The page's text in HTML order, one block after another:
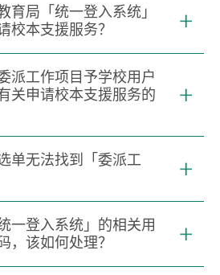
育局「统一登入系统」
校本支援服务？
派工作项目予学校用户
关申请校本支援服务的
单无法找到「委派工
一登入系统」的相关用
，该如何处理？